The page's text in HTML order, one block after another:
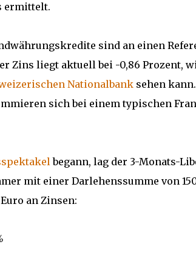
ermittelt.
sind an einen
Zins liegt aktuell bei -0,86 Prozent,
Nationalbank sehen
sich bei einem typischen
begann, lag der 3-Monats-
mit einer Darlehenssumme von
an Zinsen: